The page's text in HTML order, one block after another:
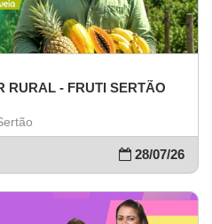
RURAL - FRUTI SERTÃO
28/07/26